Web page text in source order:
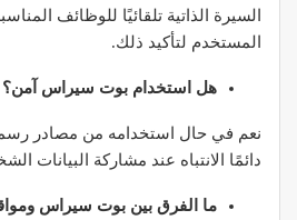
السيرة الذاتية تلقائيًا للوظائف
المستخدم لتأكيد ذلك.
هل استخدام بوت سيراس آمن؟
نعم في حال استخدامه من مصادر
دائمًا الانتباه عند مشاركة البيانات
ما الفرق بين بوت سيراس